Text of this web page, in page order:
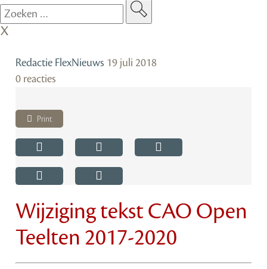
Redactie FlexNieuws 19 juli 2018
0 reacties
Print
Wijziging tekst CAO Open
Teelten 2017-2020